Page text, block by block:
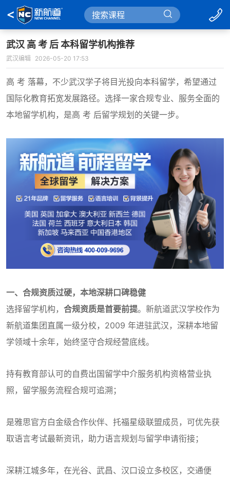
武汉 高 考 后 本科留学机构推荐
武汉编辑 2026-05-20 17:53
高 考 落幕，不少武汉学子将目光投向本科留学，希望通过
国际化教育拓宽发展路径。选择一家合规专业、服务全面的
本地留学机构，是高 考 后留学规划的关键一步。
一、合规资质过硬，本地深耕口碑稳健
选择留学机构， 合规资质是首要前提。新航道武汉学校作为
新航道集团直属一级分校，2009 年进驻武汉，深耕本地留
学领域十余年，始终坚守合规经营底线。
持有教育部认可的自费出国留学中介服务机构资格营业执
照，留学服务流程合规可追溯；
是雅思官方白金级合作伙伴、托福星级联盟成员，可优先获
取语言考试最新资讯，助力语言规划与留学申请衔接；
深耕江城多年，在光谷、武昌、汉口设立多校区，交通便